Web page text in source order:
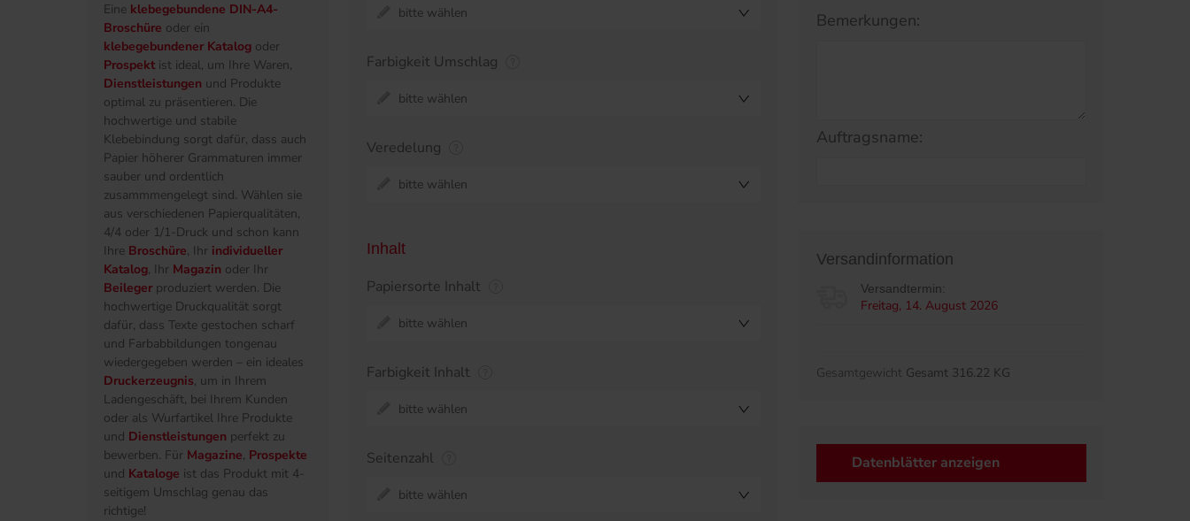
Eine klebegebundene DIN-A4-
Broschüre oder ein
klebegebundener Katalog oder
Prospekt ist ideal, um Ihre Waren,
Dienstleistungen und Produkte
optimal zu präsentieren. Die
hochwertige und stabile
Klebebindung sorgt dafür, dass auch
Papier höherer Grammaturen immer
sauber und ordentlich
zusammmengelegt sind. Wählen sie
aus verschiedenen Papierqualitäten,
4/4 oder 1/1-Druck und schon kann
Ihre Broschüre, Ihr individueller
Katalog, Ihr Magazin oder Ihr
Beileger produziert werden. Die
hochwertige Druckqualität sorgt
dafür, dass Texte gestochen scharf
und Farbabbildungen tongenau
wiedergegeben werden – ein ideales
Druckerzeugnis, um in Ihrem
Ladengeschäft, bei Ihrem Kunden
oder als Wurfartikel Ihre Produkte
und Dienstleistungen perfekt zu
bewerben. Für Magazine, Prospekte
und Kataloge ist das Produkt mit 4-
seitigem Umschlag genau das
richtige!
bitte wählen
Farbigkeit Umschlag
bitte wählen
Veredelung
bitte wählen
Inhalt
Papiersorte Inhalt
bitte wählen
Farbigkeit Inhalt
bitte wählen
Seitenzahl
bitte wählen
Bemerkungen:
Auftragsname:
Versandinformation
Versandtermin:
Freitag, 14. August 2026
Gesamtgewicht Gesamt 316.22 KG
Datenblätter anzeigen